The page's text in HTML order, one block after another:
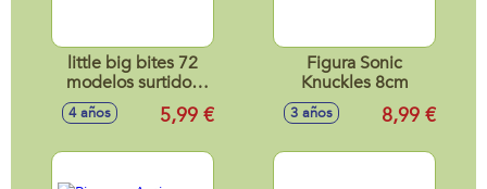
little big bites 72
modelos surtidos
exp. 12 unds.
4 años 5,99 €
Figura Sonic
Knuckles 8cm
3 años 8,99 €